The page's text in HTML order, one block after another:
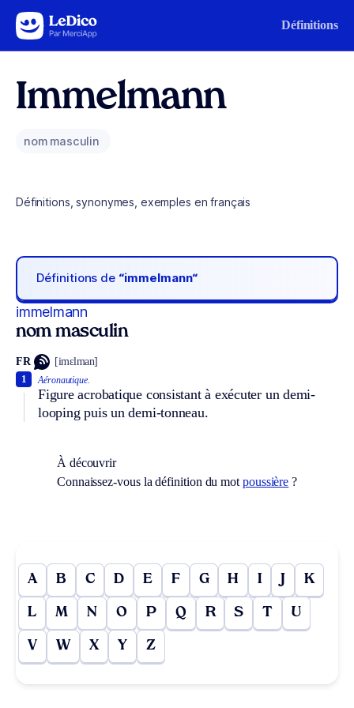
Aller au contenu Définitions
Immelmann
nom masculin
Définitions, synonymes, exemples en français
Définitions de “immelmann“
immelmann
nom masculin
FR [imɛlman]
Aéronautique.
Figure acrobatique consistant à exécuter un demi-
looping puis un demi-tonneau.
1
À découvrir
Connaissez-vous la définition du mot poussière ?
A B C D E F G H I J K
L M N O P Q R S T U
V W X Y Z